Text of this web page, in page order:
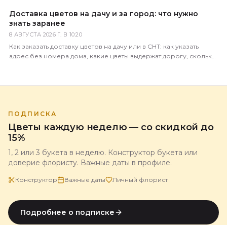
Доставка цветов на дачу и за город: что нужно
знать заранее
8 АВГУСТА 2026 Г. В 10:20
Как заказать доставку цветов на дачу или в СНТ: как указать
адрес без номера дома, какие цветы выдержат дорогу, сколько
ПОДПИСКА
Цветы каждую неделю — со скидкой до
15%
1, 2 или 3 букета в неделю. Конструктор букета или
доверие флористу. Важные даты в профиле.
Конструктор Важные даты Личный флорист
Подробнее о подписке